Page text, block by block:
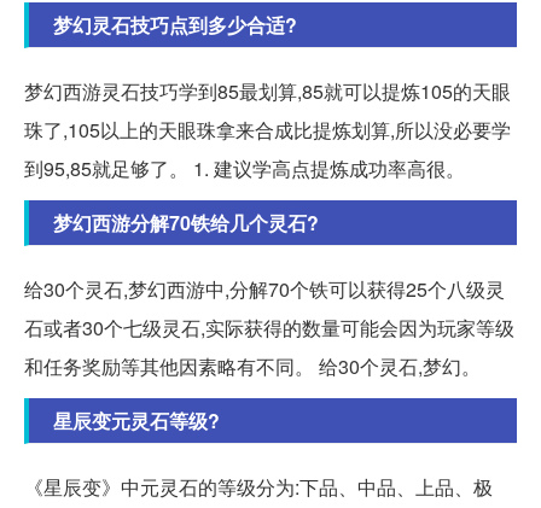
梦幻灵石技巧点到多少合适?
梦幻西游灵石技巧学到85最划算,85就可以提炼105的天眼
珠了,105以上的天眼珠拿来合成比提炼划算,所以没必要学
到95,85就足够了。 1. 建议学高点提炼成功率高很。
梦幻西游分解70铁给几个灵石?
给30个灵石,梦幻西游中,分解70个铁可以获得25个八级灵
石或者30个七级灵石,实际获得的数量可能会因为玩家等级
和任务奖励等其他因素略有不同。 给30个灵石,梦幻。
星辰变元灵石等级?
《星辰变》中元灵石的等级分为:下品、中品、上品、极